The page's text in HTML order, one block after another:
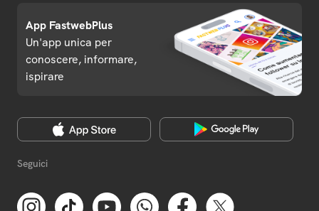
App FastwebPlus
Un'app unica per
conoscere, informare,
ispirare
Seguici